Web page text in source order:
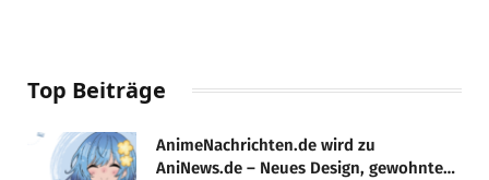
Top Beiträge
AnimeNachrichten.de wird zu
AniNews.de – Neues Design, gewohnte